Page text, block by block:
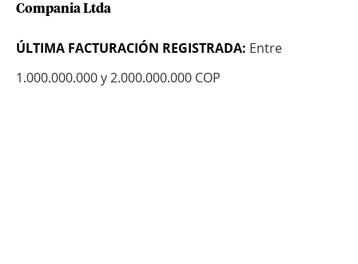
Compania Ltda
ÚLTIMA FACTURACIÓN REGISTRADA: Entre
1.000.000.000 y 2.000.000.000 COP